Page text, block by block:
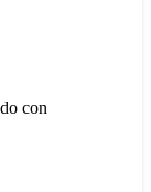
con